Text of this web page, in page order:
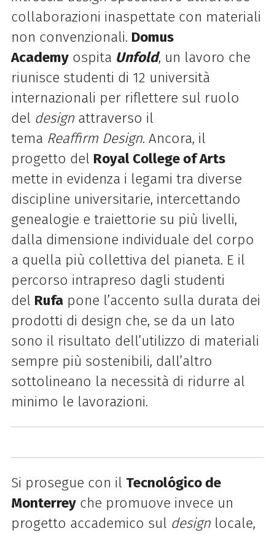
collaborazioni inaspettate con materiali
non convenzionali. Domus
Academyospita Unfold, un lavoro che
riunisce studenti di 12 università
internazionali per riflettere sul ruolo
del design attraverso il
tema Reaffirm Design. Ancora, il
progetto del Royal College of Arts
mette in evidenza i legami tra diverse
discipline universitarie, intercettando
genealogie e traiettorie su più livelli,
dalla dimensione individuale del corpo
a quella più collettiva del pianeta. E il
percorso intrapreso dagli studenti
del Rufapone l’accento sulla durata dei
prodotti di design che, se da un lato
sono il risultato dell’utilizzo di materiali
sempre più sostenibili, dall’altro
sottolineano la necessità di ridurre al
minimo le lavorazioni.
Si prosegue con il Tecnológico de
Monterrey che promuove invece un
progetto accademico sul design locale,